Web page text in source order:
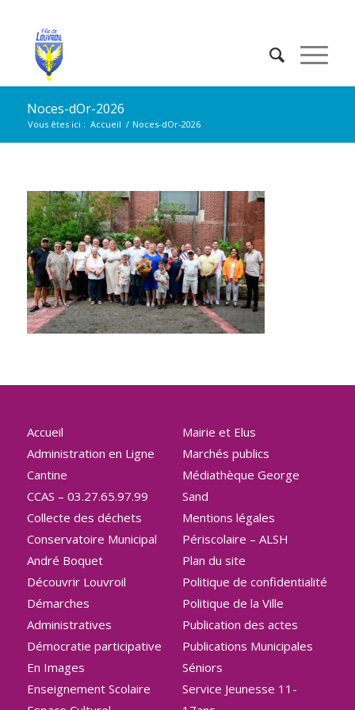
Noces-dOr-2026
Vous êtes ici : Accueil / Noces-dOr-2026
Accueil
Administration en Ligne
Cantine
CCAS – 03.27.65.97.99
Collecte des déchets
Conservatoire Municipal
André Boquet
Découvrir Louvroil
Démarches
Administratives
Démocratie participative
En Images
Enseignement Scolaire
Mairie et Elus
Marchés publics
Médiathèque George
Sand
Mentions légales
Périscolaire – ALSH
Plan du site
Politique de confidentialité
Politique de la Ville
Publication des actes
Publications Municipales
Séniors
Service Jeunesse 11-